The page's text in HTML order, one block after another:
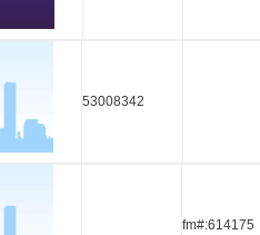
53008342
fm#:614175